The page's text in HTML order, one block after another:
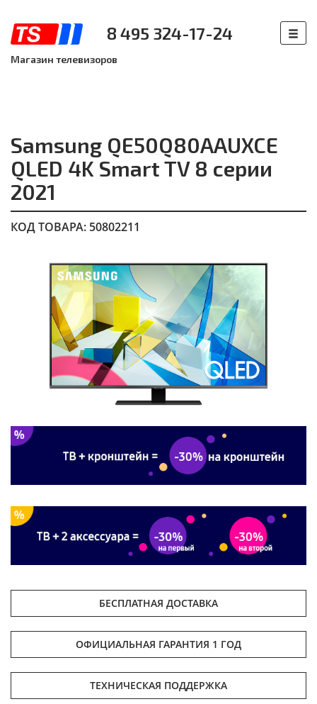
8 495 324-17-24
Магазин телевизоров
Samsung QE50Q80AAUXCE
QLED 4K Smart TV 8 серии
2021
КОД ТОВАРА: 50802211
БЕСПЛАТНАЯ ДОСТАВКА
ОФИЦИАЛЬНАЯ ГАРАНТИЯ 1 ГОД
ТЕХНИЧЕСКАЯ ПОДДЕРЖКА